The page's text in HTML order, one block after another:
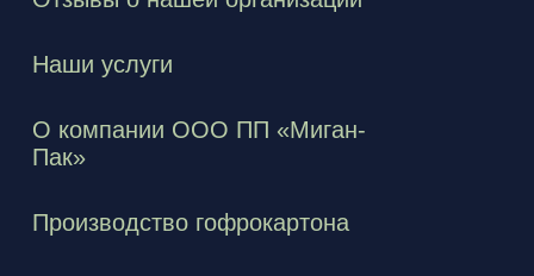
Наши услуги
О компании ООО ПП «Миган-
Пак»
Производство гофрокартона